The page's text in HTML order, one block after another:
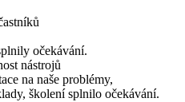
očekávání.
nástrojů
na naše problémy,
školení splnilo očekávání.